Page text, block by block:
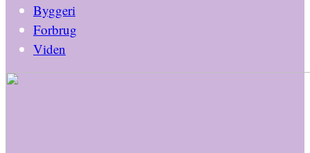
Byggeri
Forbrug
Viden